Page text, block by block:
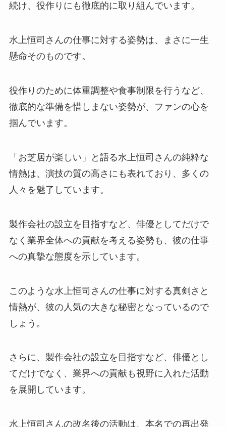
続け、役作りにも徹底的に取り組んでいます。
水上恒司さんの仕事に対する姿勢は、まさに一生
懸命そのものです。
役作りのために体重調整や食事制限を行うなど、
徹底的な準備を惜しまない姿勢が、ファンの心を
掴んでいます。
「お芝居が楽しい」と語る水上恒司さんの純粋な
情熱は、演技の質の高さにも表れており、多くの
人々を魅了しています。
製作会社の設立を目指すなど、俳優としてだけで
なく業界全体への貢献を考える姿勢も、彼の仕事
への真摯な態度を示しています。
このような水上恒司さんの仕事に対する真剣さと
情熱が、彼の人気の大きな秘密となっているので
しょう。
さらに、製作会社の設立を目指すなど、俳優とし
てだけでなく、業界への貢献も視野に入れた活動
を展開しています。
水上恒司さんの改名後の活動は、本名での再出発